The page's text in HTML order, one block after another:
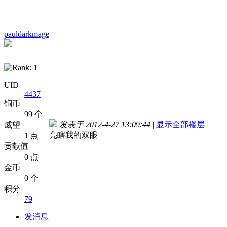
pauldarkmage
UID
4437
铜币
99 个
威望
1 点
贡献值
0 点
金币
0 个
积分
79
发消息
发表于 2012-4-27 13:09:44 | 显示全部楼层
亮瞎我的双眼